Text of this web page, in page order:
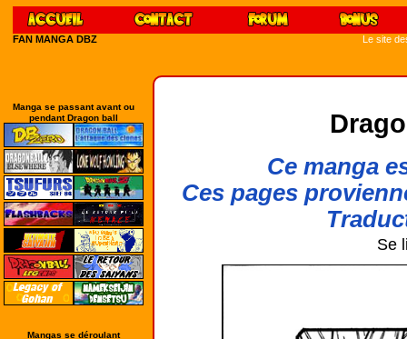
FAN MANGA DBZ Le site
Manga se passant avant ou
pendant Dragon ball
Mangas se déroulant
Ce manga
Ces pages
Se